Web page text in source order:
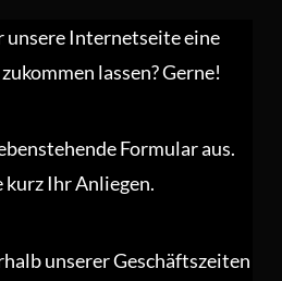
unsere Internetseite eine
lassen? Gerne!
Formular aus.
kurz Ihr Anliegen.
unserer Geschäftszeiten